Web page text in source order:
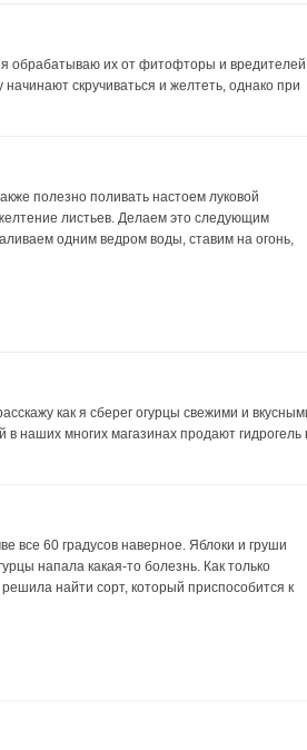
я обрабатываю их от фитофторы и
скручиваться и желтеть, однако при
полезно поливать настоем луковой
листьев. Делаем это следующим
одним ведром воды, ставим на огонь,
как я сберег огурцы свежими и
в наших многих магазинах продают гидрогель
все 60 градусов наверное. Яблоки и груши
напала какая-то болезнь. Как только
найти сорт, который приспособится к